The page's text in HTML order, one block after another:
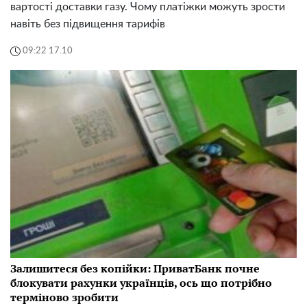
вартості доставки газу. Чому платіжки можуть зрости
навіть без підвищення тарифів
09:22 17.10
Залишитеся без копійки: ПриватБанк почне
блокувати рахунки українців, ось що потрібно
терміново зробити